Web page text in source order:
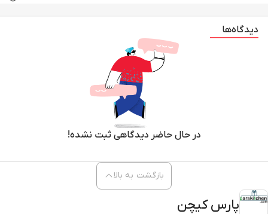
دیدگاه‌ها
در حال حاضر دیدگاهی ثبت نشده!
پارس کیچن
بازگشت به بالا